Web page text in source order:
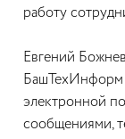
работу
Евгений
БашТехИнформ
электронной
сообщениями,